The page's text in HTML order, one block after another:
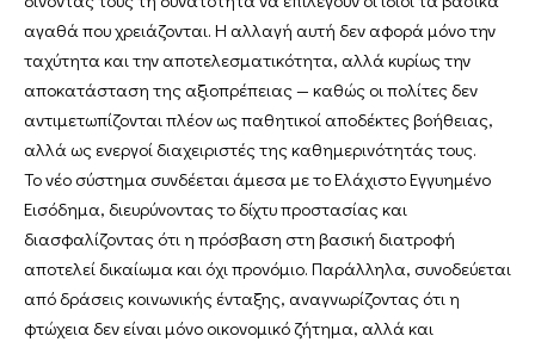
αγαθά που χρειάζονται. Η αλλαγή αυτή δεν αφορά μόνο την
ταχύτητα και την αποτελεσματικότητα, αλλά κυρίως την
αποκατάσταση της αξιοπρέπειας — καθώς οι πολίτες δεν
αντιμετωπίζονται πλέον ως παθητικοί αποδέκτες βοήθειας,
αλλά ως ενεργοί διαχειριστές της καθημερινότητάς τους.
Το νέο σύστημα συνδέεται άμεσα με το Ελάχιστο Εγγυημένο
Εισόδημα, διευρύνοντας το δίχτυ προστασίας και
διασφαλίζοντας ότι η πρόσβαση στη βασική διατροφή
αποτελεί δικαίωμα και όχι προνόμιο. Παράλληλα, συνοδεύεται
από δράσεις κοινωνικής ένταξης, αναγνωρίζοντας ότι η
φτώχεια δεν είναι μόνο οικονομικό ζήτημα, αλλά και